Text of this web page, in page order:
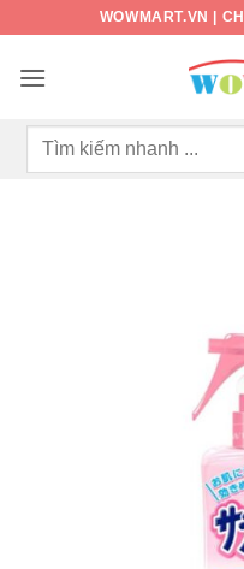
nội
WOWMART.VN |
Tìm